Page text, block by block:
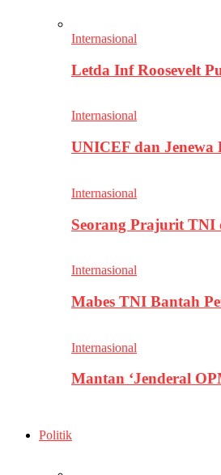
Internasional
Letda Inf Roosevelt
Internasional
UNICEF dan
Internasional
Seorang Prajurit TNI
Internasional
Mabes TNI Bantah
Internasional
Mantan ‘Jenderal
Politik